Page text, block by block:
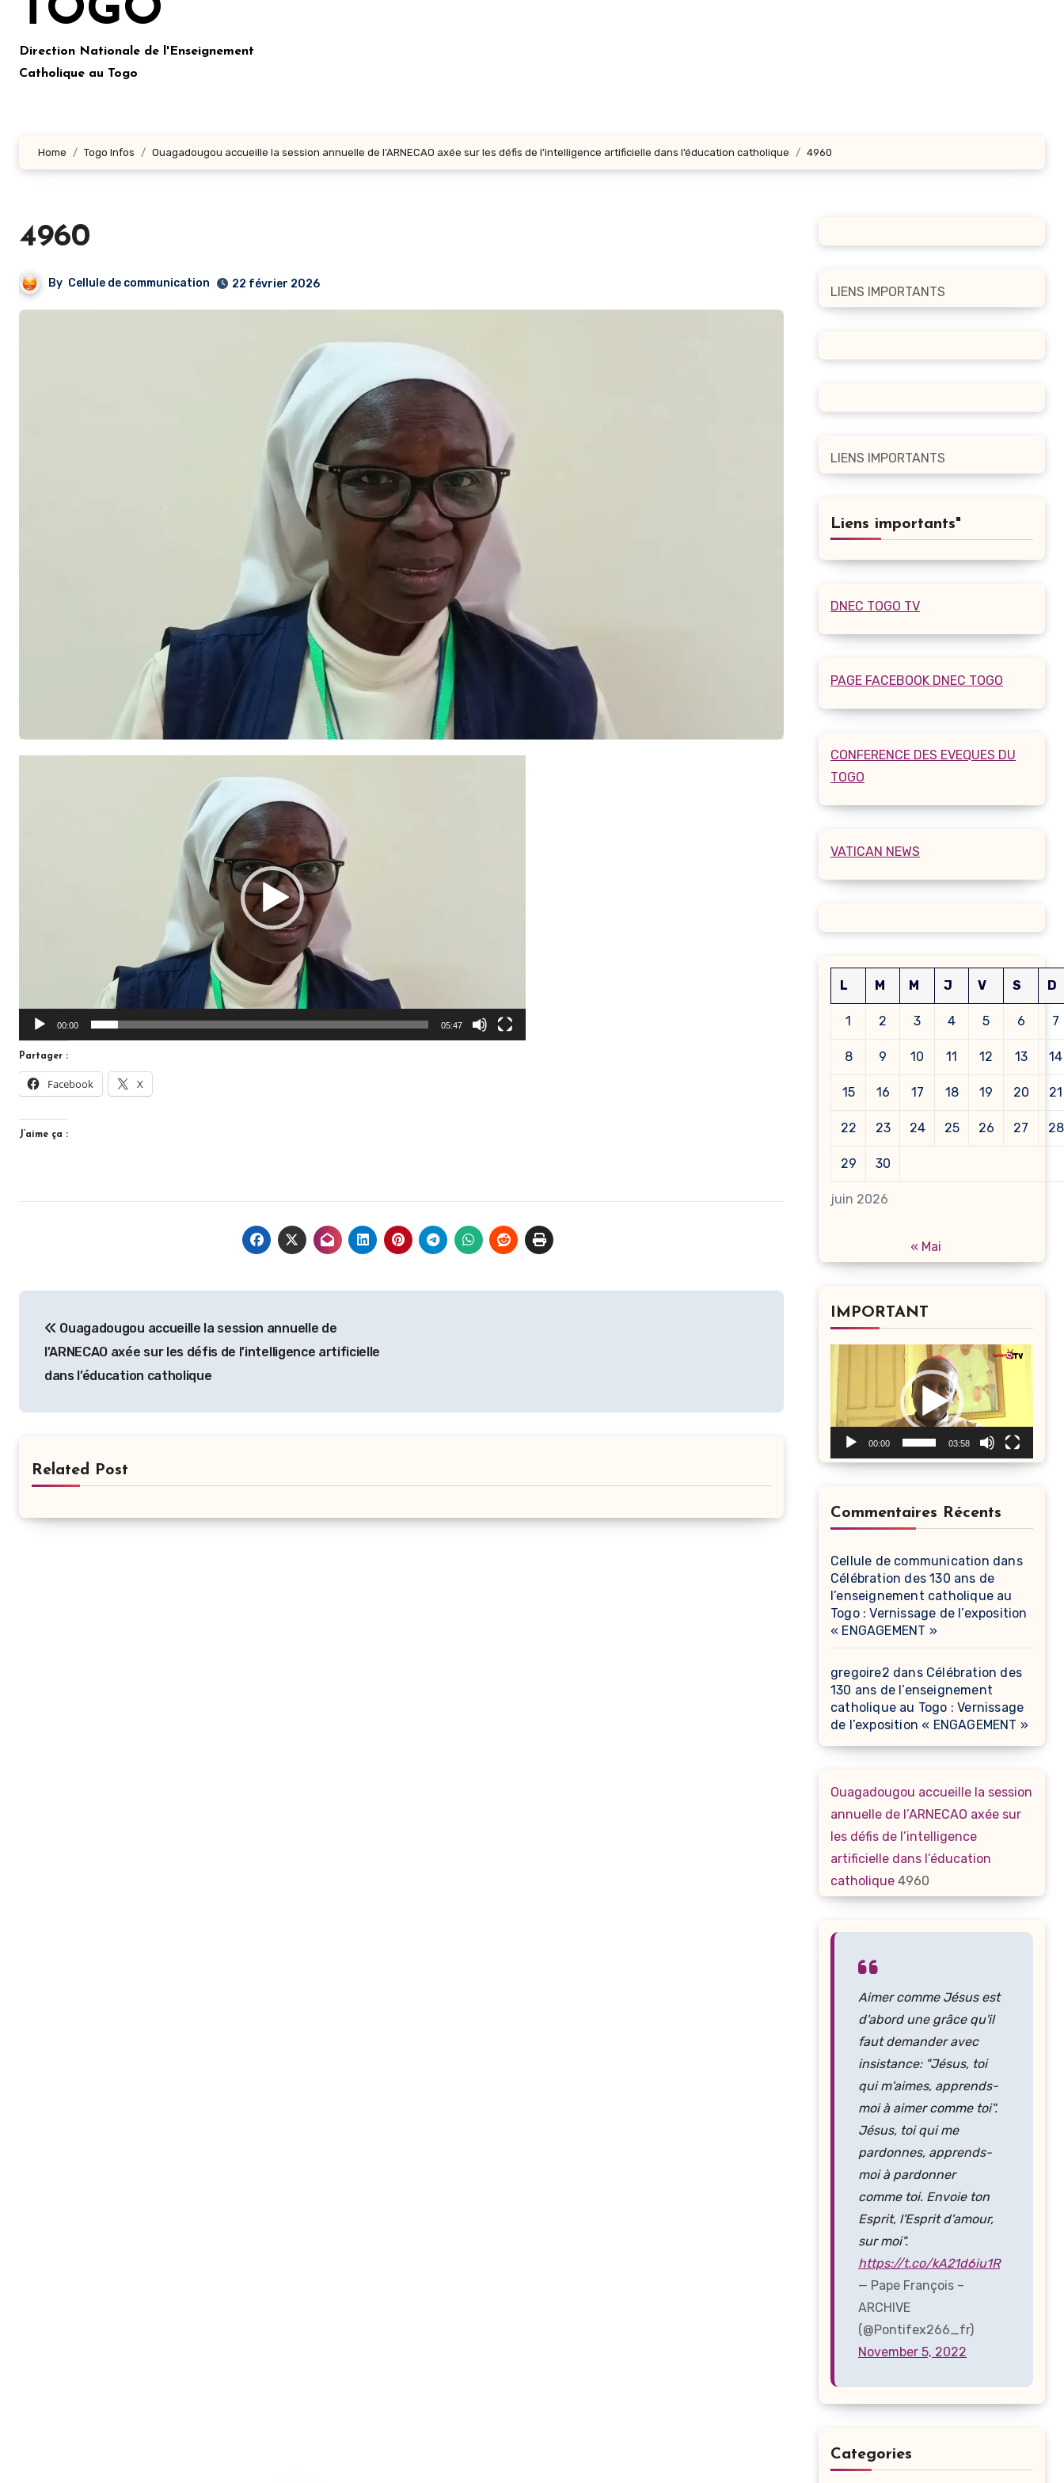
TOGO
Direction Nationale de l'Enseignement
Catholique au Togo
Home Togo Infos Ouagadougou accueille la session annuelle de l’ARNECAO axée sur les défis de l’intelligence artificielle dans l’éducation catholique 4960
4960
By Cellule de communication 22 février 2026
00:00 05:47
Partager :
Facebook X
J’aime ça :
de
l’article
Ouagadougou accueille la session annuelle de
l’ARNECAO axée sur les défis de l’intelligence artificielle
dans l’éducation catholique
Related Post
LIENS IMPORTANTS
LIENS IMPORTANTS
Liens importants"
DNEC TOGO TV
PAGE FACEBOOK DNEC TOGO
CONFERENCE DES EVEQUES DU
TOGO
VATICAN NEWS
juin 2026
L M M J V S D
1 2 3 4 5 6 7
8 9 10 11 12 13 14
15 16 17 18 19 20 21
22 23 24 25 26 27 28
29 30
« Mai
IMPORTANT
vidéo
00:00 03:58
Commentaires Récents
Cellule de communication dans
Célébration des 130 ans de
l’enseignement catholique au
Togo : Vernissage de l’exposition
« ENGAGEMENT »
gregoire2 dans Célébration des
130 ans de l’enseignement
catholique au Togo : Vernissage
de l’exposition « ENGAGEMENT »
Ouagadougou accueille la session
annuelle de l’ARNECAO axée sur
les défis de l’intelligence
artificielle dans l’éducation
catholique 4960
Aimer comme Jésus est
d'abord une grâce qu'il
faut demander avec
insistance: "Jésus, toi
qui m'aimes, apprends-
moi à aimer comme toi".
Jésus, toi qui me
pardonnes, apprends-
moi à pardonner
comme toi. Envoie ton
Esprit, l'Esprit d'amour,
sur moi".
https://t.co/kA21d6iu1R
— Pape François –
ARCHIVE
(@Pontifex266_fr)
November 5, 2022
Categories